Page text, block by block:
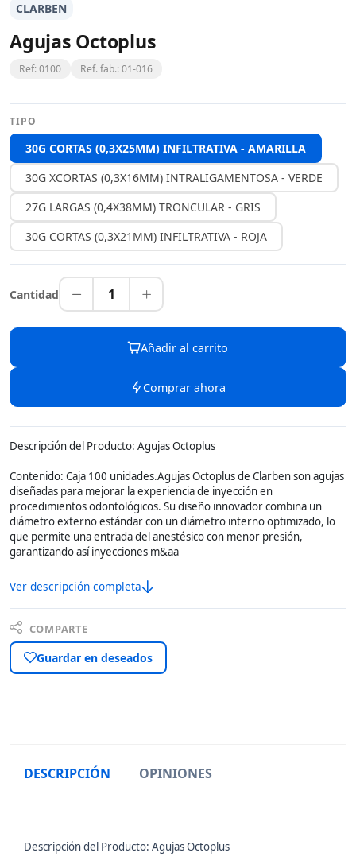
CLARBEN
Agujas Octoplus
Ref: 0100 Ref. fab.: 01-016
TIPO
30G CORTAS (0,3X25MM) INFILTRATIVA - AMARILLA
30G XCORTAS (0,3X16MM) INTRALIGAMENTOSA - VERDE
27G LARGAS (0,4X38MM) TRONCULAR - GRIS
30G CORTAS (0,3X21MM) INFILTRATIVA - ROJA
Cantidad 1
Añadir al carrito
Comprar ahora
Descripción del Producto: Agujas Octoplus
Contenido: Caja 100 unidades.Agujas Octoplus de Clarben son agujas
diseñadas para mejorar la experiencia de inyección en
procedimientos odontológicos. Su diseño innovador combina un
diámetro externo estándar con un diámetro interno optimizado, lo
que permite una entrada del anestésico con menor presión,
garantizando así inyecciones m&aa
Ver descripción completa
COMPARTE
Guardar en deseados
DESCRIPCIÓN OPINIONES
Descripción del Producto: Agujas Octoplus